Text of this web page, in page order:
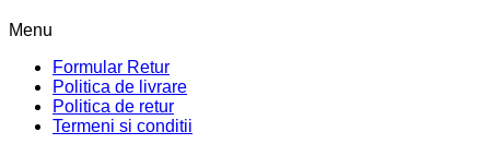
Menu
Formular Retur
Politica de livrare
Politica de retur
Termeni si conditii